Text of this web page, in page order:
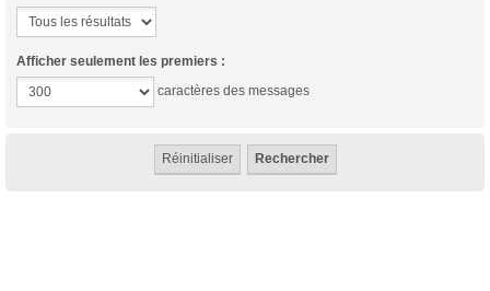
Afficher seulement les premiers :
caractères des messages